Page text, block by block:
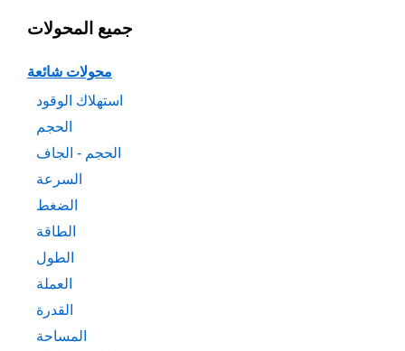
جميع المحولات
محولات شائعة
استهلاك الوقود
الحجم
الحجم - الجاف
السرعة
الضغط
الطاقة
الطول
العملة
القدرة
المساحة